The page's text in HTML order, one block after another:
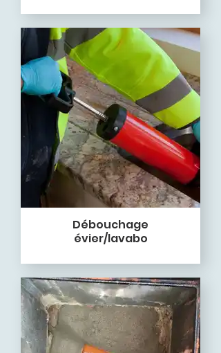
Débouchage
évier/lavabo